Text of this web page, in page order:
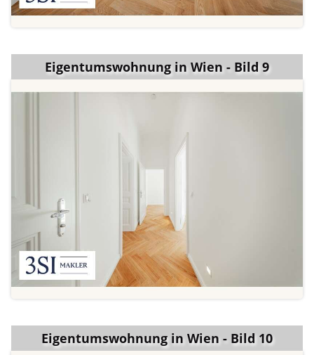
Eigentumswohnung in Wien - Bild 9
Eigentumswohnung in Wien - Bild 10